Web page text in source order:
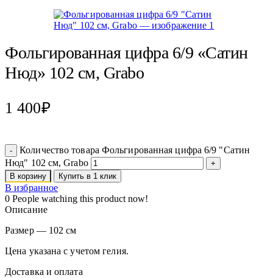
Фольгированная цифра 6/9 «Сатин
Нюд» 102 см, Grabo
1 400₽
Количество товара Фольгированная цифра 6/9 "Сатин
Нюд" 102 см, Grabo
В корзину Купить в 1 клик
В избранное
0 People watching this product now!
Описание
Размер — 102 см
Цена указана с учетом гелия.
Доставка и оплата